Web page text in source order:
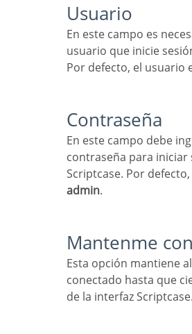
Usuario
En este campo es necesario informar al
usuario que inicie
Por defecto, el usuario
Contraseña
En este campo debe ingresar la
contraseña para iniciar
Scriptcase. Por
admin.
Mantenme
Esta opción mantiene al usuario
conectado hasta que
de la interfaz Scriptcase.